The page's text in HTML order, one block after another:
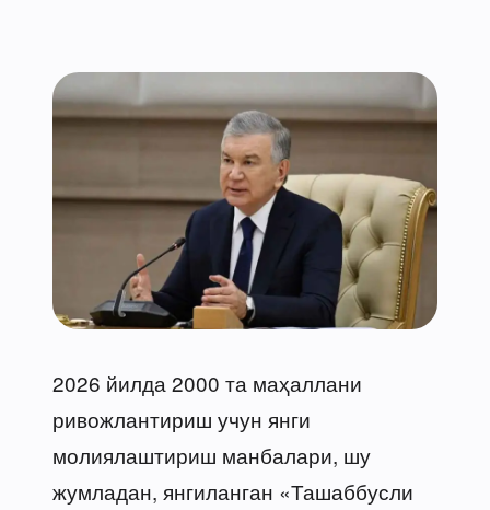
2026 йилда 2000 та маҳаллани
ривожлантириш учун янги
молиялаштириш манбалари, шу
жумладан, янгиланган «Ташаббусли